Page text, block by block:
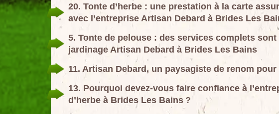
20. Tonte d’herbe : une prestation à la carte
avec l’entreprise Artisan Debard à Brides Les
5. Tonte de pelouse : des services complets
jardinage Artisan Debard à Brides Les Bains
11. Artisan Debard, un paysagiste de renom
13. Pourquoi devez-vous faire confiance à
d’herbe à Brides Les Bains ?